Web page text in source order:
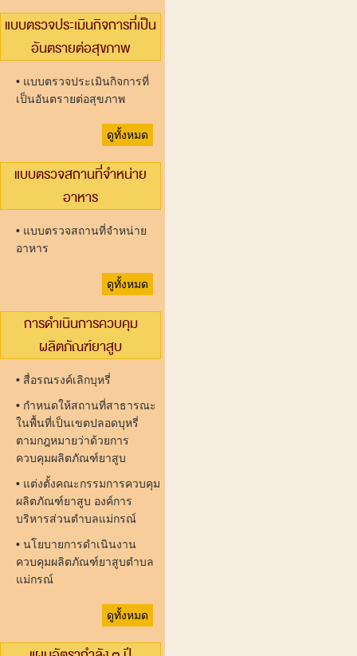
แบบตรวจประเมินกิจการที่เป็น
อันตรายต่อสุขภาพ
• แบบตรวจประเมินกิจการที่
เป็นอันตรายต่อสุขภาพ
ดูทั้งหมด
แบบตรวจสถานที่จำหน่าย
อาหาร
• แบบตรวจสถานที่จำหน่าย
อาหาร
ดูทั้งหมด
การดำเนินการควบคุม
ผลิตภัณฑ์ยาสูบ
• สื่อรณรงค์เลิกบุหรี่
• กำหนดให้สถานที่สาธารณะ
ในพื้นที่เป็นเขตปลอดบุหรี่
ตามกฎหมายว่าด้วยการ
ควบคุมผลิตภัณฑ์ยาสูบ
• แต่งตั้งคณะกรรมการควบคุม
ผลิตภัณฑ์ยาสูบ องค์การ
บริหารส่วนตำบลแม่กรณ์
• นโยบายการดำเนินงาน
ควบคุมผลิตภัณฑ์ยาสูบตำบล
แม่กรณ์
ดูทั้งหมด